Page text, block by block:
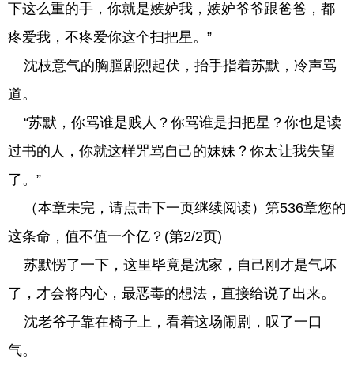
下这么重的手，你就是嫉妒我，嫉妒爷爷跟爸爸，都
疼爱我，不疼爱你这个扫把星。”
沈枝意气的胸膛剧烈起伏，抬手指着苏默，冷声骂
道。
“苏默，你骂谁是贱人？你骂谁是扫把星？你也是读
过书的人，你就这样咒骂自己的妹妹？你太让我失望
了。”
（本章未完，请点击下一页继续阅读）第536章您的
这条命，值不值一个亿？(第2/2页)
苏默愣了一下，这里毕竟是沈家，自己刚才是气坏
了，才会将内心，最恶毒的想法，直接给说了出来。
沈老爷子靠在椅子上，看着这场闹剧，叹了一口
气。